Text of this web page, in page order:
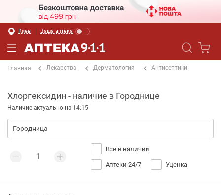
Киев Ваша аптека
Главная Лекарства Дерматология Антисептики
Хлоргексидин - наличие в Городнице
Наличие актуально на 14:15
Все в наличии
Аптеки 24/7 Уценка